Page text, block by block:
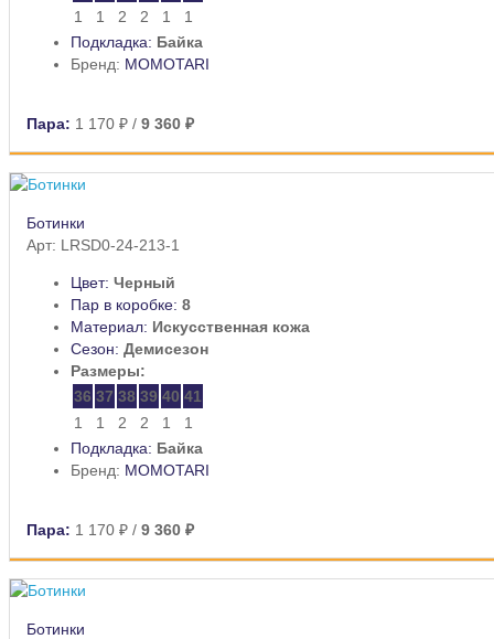
1
1 2 2 1
1
Подкладка: Байка
Бренд: MOMOTARI
Пара: 1 170 ₽ / 9 360 ₽
Ботинки
Арт: LRSD0-24-213-1
Цвет: Черный
Пар в коробке: 8
Материал: Искусственная кожа
Сезон: Демисезон
Размеры:
36 37 38 39 40 41
1
1 2 2 1
1
Подкладка: Байка
Бренд: MOMOTARI
Пара: 1 170 ₽ / 9 360 ₽
Ботинки